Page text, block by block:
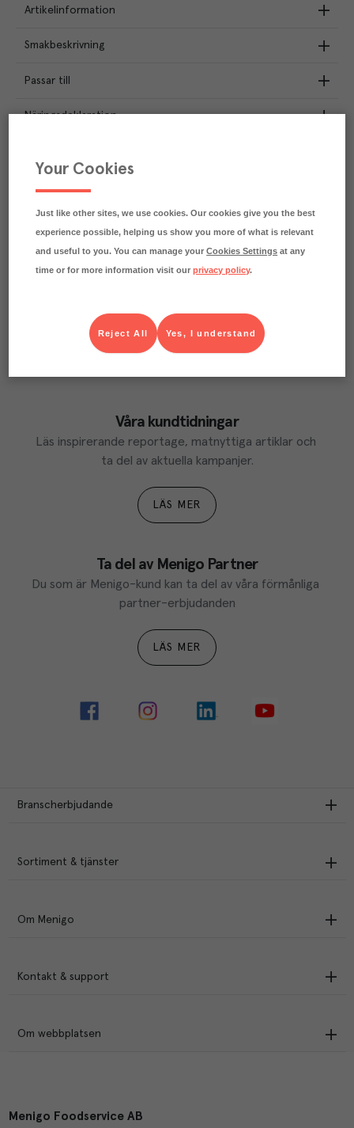
Artikelinformation
Smakbeskrivning
Passar till
Näringsdeklaration
CO₂e/kg
Varje kilo av varan påverkar klimatet motsvarande
Läs mer om hur vi beräknar klimatavtryck
Våra kundtidningar
Läs inspirerande reportage, matnyttiga artiklar och
ta del av aktuella kampanjer.
LÄS MER
Ta del av Menigo Partner
Du som är Menigo-kund kan ta del av våra förmånliga
partner-erbjudanden
LÄS MER
Branscherbjudande
Sortiment & tjänster
Om Menigo
Kontakt & support
Om webbplatsen
Menigo Foodservice AB
Your Cookies
Just like other sites, we use cookies. Our cookies give you the best
experience possible, helping us show you more of what is relevant
and useful to you. You can manage yourCookies Settings at any
time or for more information visit ourprivacy policy.
Yes, I understand
Reject All